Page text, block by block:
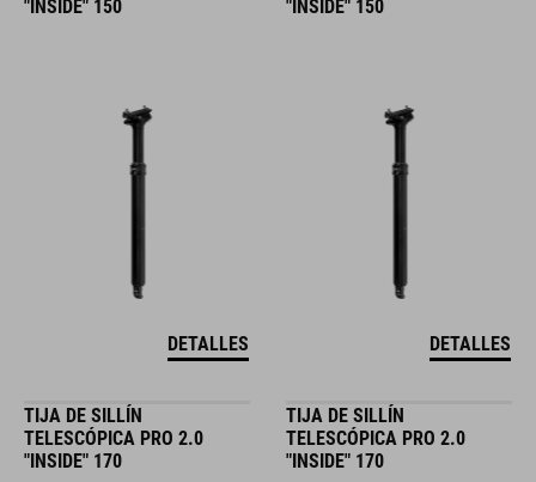
"INSIDE" 150
DETALLES
"INSIDE" 150
DETALLES
TIJA DE SILLÍN
TELESCÓPICA PRO 2.0
"INSIDE" 170
TIJA DE SILLÍN
TELESCÓPICA PRO 2.0
"INSIDE" 170